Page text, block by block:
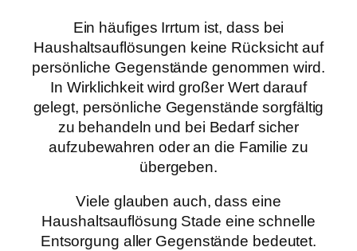
Ein häufiges Irrtum ist, dass bei
Haushaltsauflösungen keine Rücksicht auf
persönliche Gegenstände genommen wird.
In Wirklichkeit wird großer Wert darauf
gelegt, persönliche Gegenstände sorgfältig
zu behandeln und bei Bedarf sicher
aufzubewahren oder an die Familie zu
übergeben.
Viele glauben auch, dass eine
Haushaltsauflösung Stade eine schnelle
Entsorgung aller Gegenstände bedeutet.